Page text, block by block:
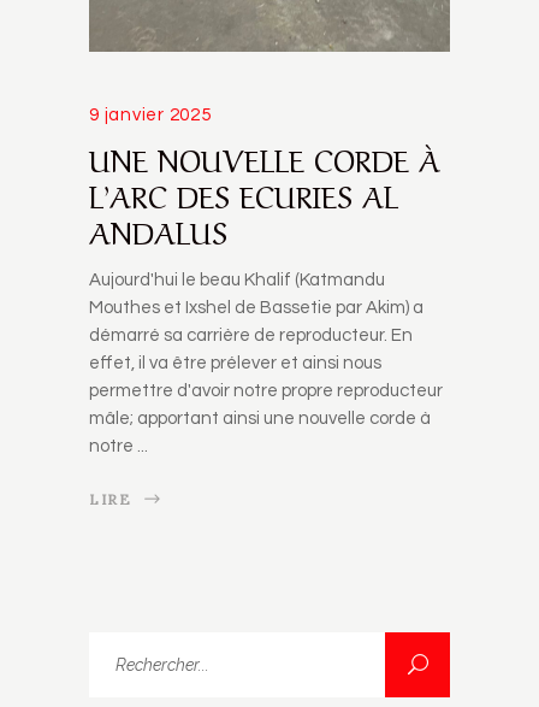
9 janvier 2025
UNE NOUVELLE CORDE À
L’ARC DES ECURIES AL
ANDALUS
Aujourd'hui le beau Khalif (Katmandu
Mouthes et Ixshel de Bassetie par Akim) a
démarré sa carrière de reproducteur. En
effet, il va être prélever et ainsi nous
permettre d'avoir notre propre reproducteur
mâle; apportant ainsi une nouvelle corde à
notre
LIRE